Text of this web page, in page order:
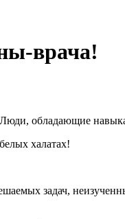
врача!
обладающие
халатах!
задач,